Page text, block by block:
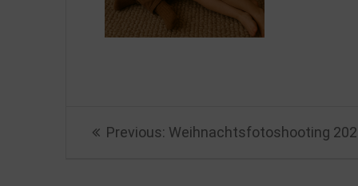
Beitragsnavigation
Previous: Previous
Weihnachtsfotoshooting